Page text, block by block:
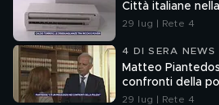
Città italiane
29 lug | Rete 4
4 DI SERA NEWS
Matteo
confronti della
29 lug | Rete 4